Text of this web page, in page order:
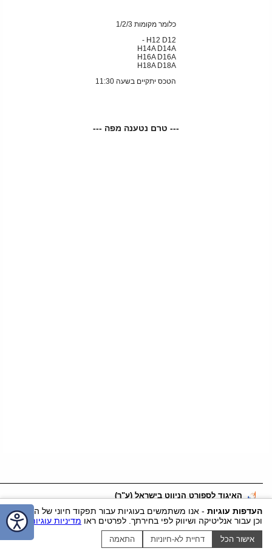
כלומר מקומות 1/2/3
H12 D12 -
H14A D14A
H16A D16A
H18A D18A
הטכס יתקיים בשעה 11:30
--- טרם נטענה מפה ---
האיגוד לספורט הניווט בישראל (ע"ר)
055-2456562
ווטסאפ
כתובת:ח.ד. 630, כפר ויתקין , מיקוד4020000
הצהרת נגישות|
Cookie policy Cookie settings
העדפות עוגיות - אנו משתמשים בעוגיות עבור תפקוד חיוני של האתר
וכן עבור אנליטיקה ושיווק לפי בחירתך. לפרטים ראו מדיניות עוגיות .
אישור הכל דחיית לא-חיוניות התאמה